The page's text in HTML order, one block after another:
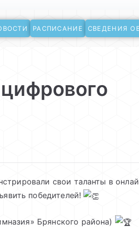
РАСПИСАНИЕ СВЕДЕНИЯ
свои таланты в
победителей!
Брянского района)